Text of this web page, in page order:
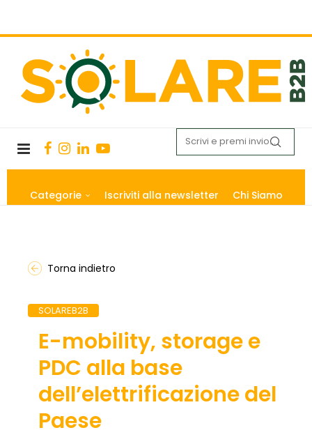
Categorie Iscriviti alla newsletter Chi Siamo
Torna indietro
SOLAREB2B
E-mobility, storage e
PDC alla base
dell’elettrificazione del
Paese